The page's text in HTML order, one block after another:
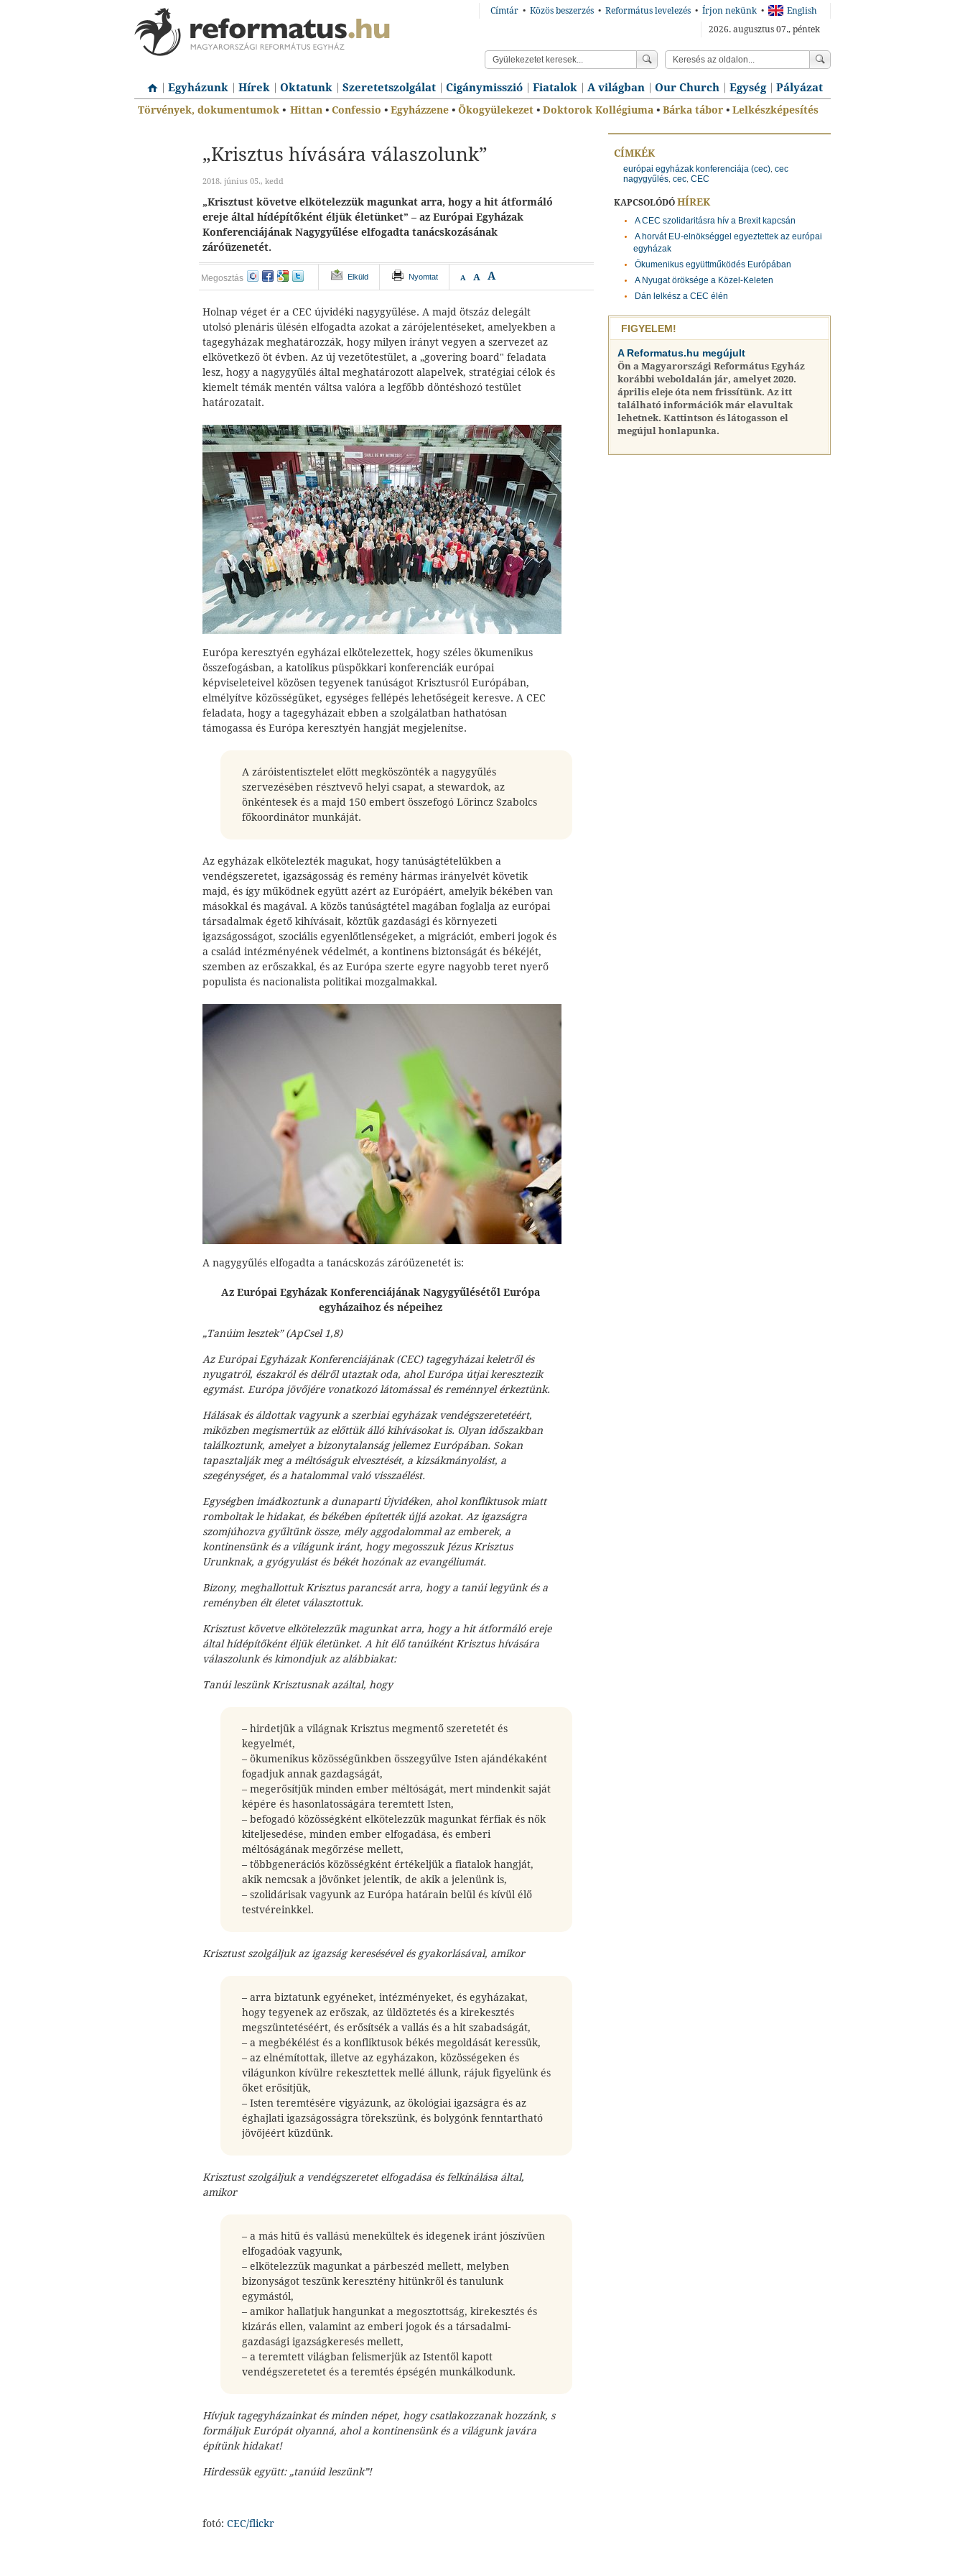
Címtár • Közös beszerzés • Református levelezés • Írjon nekünk •
English
2026. augusztus 07., péntek
Egyházunk Hírek Oktatunk Szeretetszolgálat Cigánymisszió Fiatalok A világban Our Church Egység Pályázat
Törvények, dokumentumok • Hittan • Confessio • Egyházzene • Ökogyülekezet • Doktorok Kollégiuma • Bárka tábor • Lelkészképesítés
„Krisztus hívására válaszolunk”
2018. június 05., kedd
„Krisztust követve elkötelezzük magunkat arra, hogy a hit átformáló
ereje által hídépítőként éljük életünket” – az Európai Egyházak
Konferenciájának Nagygyűlése elfogadta tanácskozásának
záróüzenetét.
Megosztás Elküld Nyomtat A A A
Holnap véget ér a CEC újvidéki nagygyűlése. A majd ötszáz delegált
utolsó plenáris ülésén elfogadta azokat a zárójelentéseket, amelyekben a
tagegyházak meghatározzák, hogy milyen irányt vegyen a szervezet az
elkövetkező öt évben. Az új vezetőtestület, a „govering board″ feladata
lesz, hogy a nagygyűlés által meghatározott alapelvek, stratégiai célok és
kiemelt témák mentén váltsa valóra a legfőbb döntéshozó testület
határozatait.
Európa keresztyén egyházai elkötelezettek, hogy széles ökumenikus
összefogásban, a katolikus püspökkari konferenciák európai
képviseleteivel közösen tegyenek tanúságot Krisztusról Európában,
elmélyítve közösségüket, egységes fellépés lehetőségeit keresve. A CEC
feladata, hogy a tagegyházait ebben a szolgálatban hathatósan
támogassa és Európa keresztyén hangját megjelenítse.
A záróistentisztelet előtt megköszönték a nagygyűlés
szervezésében résztvevő helyi csapat, a stewardok, az
önkéntesek és a majd 150 embert összefogó Lőrincz Szabolcs
főkoordinátor munkáját.
Az egyházak elkötelezték magukat, hogy tanúságtételükben a
vendégszeretet, igazságosság és remény hármas irányelvét követik
majd, és így működnek együtt azért az Európáért, amelyik békében van
másokkal és magával. A közös tanúságtétel magában foglalja az európai
társadalmak égető kihívásait, köztük gazdasági és környezeti
igazságosságot, szociális egyenlőtlenségeket, a migrációt, emberi jogok és
a család intézményének védelmét, a kontinens biztonságát és békéjét,
szemben az erőszakkal, és az Európa szerte egyre nagyobb teret nyerő
populista és nacionalista politikai mozgalmakkal.
A nagygyűlés elfogadta a tanácskozás záróüzenetét is:
Az Európai Egyházak Konferenciájának Nagygyűlésétől Európa
egyházaihoz és népeihez
„Tanúim lesztek” (ApCsel 1,8)
Az Európai Egyházak Konferenciájának (CEC) tagegyházai keletről és
nyugatról, északról és délről utaztak oda, ahol Európa útjai keresztezik
egymást. Európa jövőjére vonatkozó látomással és reménnyel érkeztünk.
Hálásak és áldottak vagyunk a szerbiai egyházak vendégszeretetéért,
miközben megismertük az előttük álló kihívásokat is. Olyan időszakban
találkoztunk, amelyet a bizonytalanság jellemez Európában. Sokan
tapasztalják meg a méltóságuk elvesztését, a kizsákmányolást, a
szegénységet, és a hatalommal való visszaélést.
Egységben imádkoztunk a dunaparti Újvidéken, ahol konfliktusok miatt
romboltak le hidakat, és békében építették újjá azokat. Az igazságra
szomjúhozva gyűltünk össze, mély aggodalommal az emberek, a
kontinensünk és a világunk iránt, hogy megosszuk Jézus Krisztus
Urunknak, a gyógyulást és békét hozónak az evangéliumát.
Bizony, meghallottuk Krisztus parancsát arra, hogy a tanúi legyünk és a
reményben élt életet választottuk.
Krisztust követve elkötelezzük magunkat arra, hogy a hit átformáló ereje
által hídépítőként éljük életünket. A hit élő tanúiként Krisztus hívására
válaszolunk és kimondjuk az alábbiakat:
Tanúi leszünk Krisztusnak azáltal, hogy
– hirdetjük a világnak Krisztus megmentő szeretetét és
kegyelmét,
– ökumenikus közösségünkben összegyűlve Isten ajándékaként
fogadjuk annak gazdagságát,
– megerősítjük minden ember méltóságát, mert mindenkit saját
képére és hasonlatosságára teremtett Isten,
– befogadó közösségként elkötelezzük magunkat férfiak és nők
kiteljesedése, minden ember elfogadása, és emberi
méltóságának megőrzése mellett,
– többgenerációs közösségként értékeljük a fiatalok hangját,
akik nemcsak a jövőnket jelentik, de akik a jelenünk is,
– szolidárisak vagyunk az Európa határain belül és kívül élő
testvéreinkkel.
Krisztust szolgáljuk az igazság keresésével és gyakorlásával, amikor
– arra biztatunk egyéneket, intézményeket, és egyházakat,
hogy tegyenek az erőszak, az üldöztetés és a kirekesztés
megszüntetéséért, és erősítsék a vallás és a hit szabadságát,
– a megbékélést és a konfliktusok békés megoldását keressük,
– az elnémítottak, illetve az egyházakon, közösségeken és
világunkon kívülre rekesztettek mellé állunk, rájuk figyelünk és
őket erősítjük,
– Isten teremtésére vigyázunk, az ökológiai igazságra és az
éghajlati igazságosságra törekszünk, és bolygónk fenntartható
jövőjéért küzdünk.
Krisztust szolgáljuk a vendégszeretet elfogadása és felkínálása által,
amikor
– a más hitű és vallású menekültek és idegenek iránt jószívűen
elfogadóak vagyunk,
– elkötelezzük magunkat a párbeszéd mellett, melyben
bizonyságot teszünk keresztény hitünkről és tanulunk
egymástól,
– amikor hallatjuk hangunkat a megosztottság, kirekesztés és
kizárás ellen, valamint az emberi jogok és a társadalmi-
gazdasági igazságkeresés mellett,
– a teremtett világban felismerjük az Istentől kapott
vendégszeretetet és a teremtés épségén munkálkodunk.
Hívjuk tagegyházainkat és minden népet, hogy csatlakozzanak hozzánk, s
formáljuk Európát olyanná, ahol a kontinensünk és a világunk javára
építünk hidakat!
Hirdessük együtt: „tanúid leszünk”!
fotó: CEC/flickr
CÍMKÉK
európai egyházak konferenciája (cec), cec
nagygyűlés, cec, CEC
KAPCSOLÓDÓ HÍREK
A CEC szolidaritásra hív a Brexit kapcsán
A horvát EU-elnökséggel egyeztettek az európai
egyházak
Ökumenikus együttműködés Európában
A Nyugat öröksége a Közel-Keleten
Dán lelkész a CEC élén
FIGYELEM!
A Reformatus.hu megújult
Ön a Magyarországi Református Egyház
korábbi weboldalán jár, amelyet 2020.
április eleje óta nem frissítünk. Az itt
található információk már elavultak
lehetnek. Kattintson és látogasson el
megújul honlapunka.